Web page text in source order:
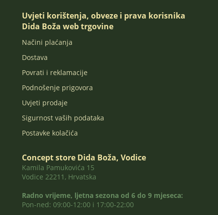
Uvjeti korištenja, obveze i prava korisnika
Dida Boža web trgovine
Načini plaćanja
Dostava
Povrati i reklamacije
Podnošenje prigovora
Uvjeti prodaje
Sigurnost vaših podataka
Postavke kolačića
Concept store Dida Boža, Vodice
Kamila Pamukovića 15
Vodice 22211, Hrvatska
Radno vrijeme, ljetna sezona od 6 do 9 mjeseca:
Pon-ned: 09:00-12:00 i 17:00-22:00